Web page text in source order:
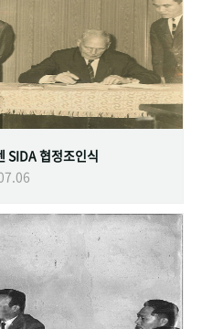
SIDA 협정조인식